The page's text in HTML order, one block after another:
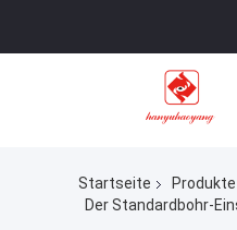
Startseite Produkte